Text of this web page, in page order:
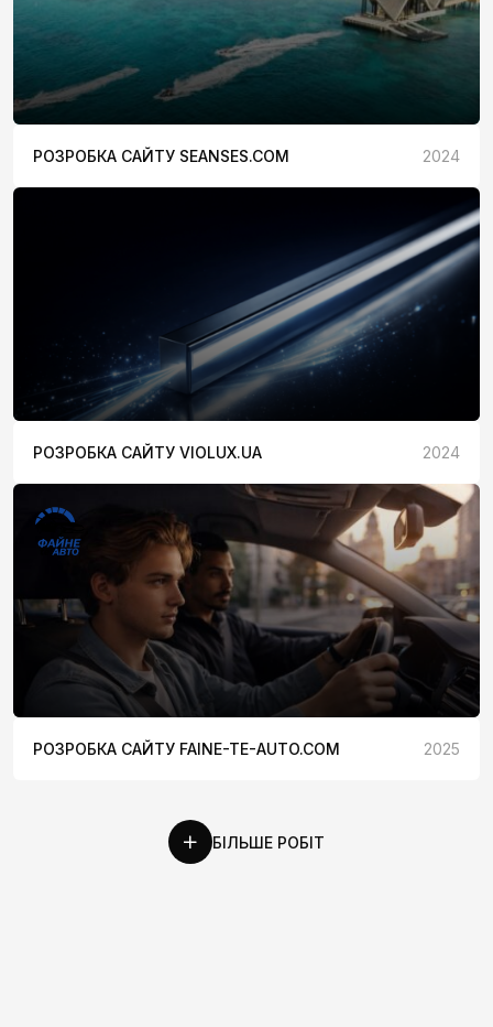
РОЗРОБКА САЙТУ SEANSES.COM 2024
РОЗРОБКА САЙТУ VIOLUX.UA 2024
РОЗРОБКА САЙТУ FAINE-TE-AUTO.COM 2025
БІЛЬШЕ РОБІТ